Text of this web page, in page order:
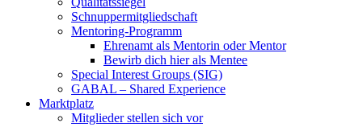
Schnuppermitgliedschaft
Mentoring-Programm
Ehrenamt als Mentorin oder Mentor
Bewirb dich hier als Mentee
Special Interest Groups (SIG)
GABAL – Shared Experience
Marktplatz
Mitglieder stellen sich vor